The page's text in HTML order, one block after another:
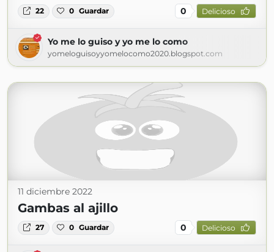
22 0 Guardar 0 Delicioso
Yo me lo guiso y yo me lo como
yomeloguisoyyomelocomo2020.blogspot.com
11 diciembre 2022
Gambas al ajillo
27 0 Guardar 0 Delicioso